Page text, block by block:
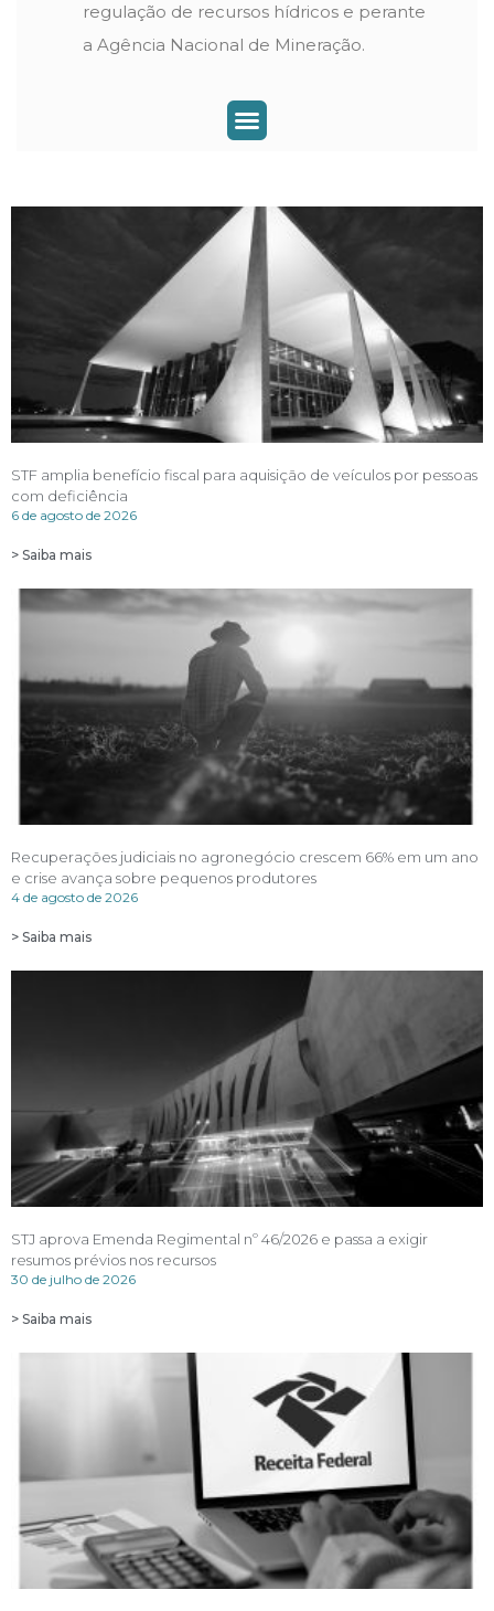
regulação de recursos hídricos e perante
a Agência Nacional de Mineração.
STF amplia benefício fiscal para aquisição de veículos por pessoas
com deficiência
6 de agosto de 2026
> Saiba mais
Recuperações judiciais no agronegócio crescem 66% em um ano
e crise avança sobre pequenos produtores
4 de agosto de 2026
> Saiba mais
STJ aprova Emenda Regimental nº 46/2026 e passa a exigir
resumos prévios nos recursos
30 de julho de 2026
> Saiba mais